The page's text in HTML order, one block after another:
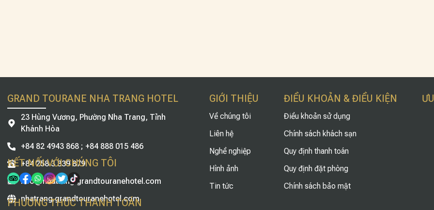
GRAND TOURANE NHA TRANG HOTEL
23 ​​Hùng Vương, Phường Nha Trang, Tỉnh
Khánh Hòa
+84 82 4943 868 ; +84 888 015 486
+84 258 3 839 879
info@nhatrang.grandtouranehotel.com
nhatrang.grandtouranehotel.com
GIỚI THIỆU
Về chúng tôi
Liên hệ
Nghề nghiệp
Hình ảnh
Tin tức
ĐIỀU KHOẢN & ĐIỀU KIỆN
Điều khoản sử dụng
Chính sách khách sạn
Quy định thanh toán
Quy định đặt phòng
Chính sách bảo mật
KẾT NỐI VỚI CHÚNG TÔI
PHƯƠNG THỨC THANH TOÁN